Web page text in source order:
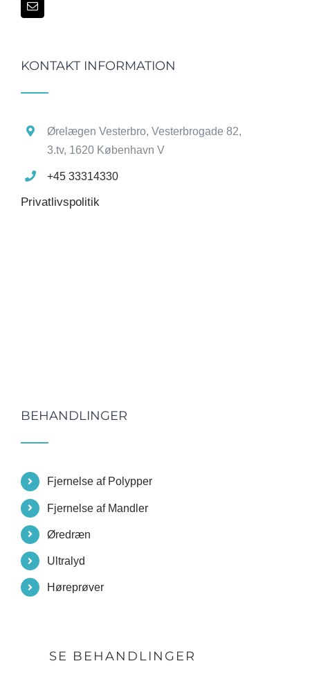
KONTAKT INFORMATION
Ørelægen Vesterbro, Vesterbrogade 82,
3.tv, 1620 København V
+45 33314330
Privatlivspolitik
BEHANDLINGER
Fjernelse af Polypper
Fjernelse af Mandler
Øredræn
Ultralyd
Høreprøver
SE BEHANDLINGER